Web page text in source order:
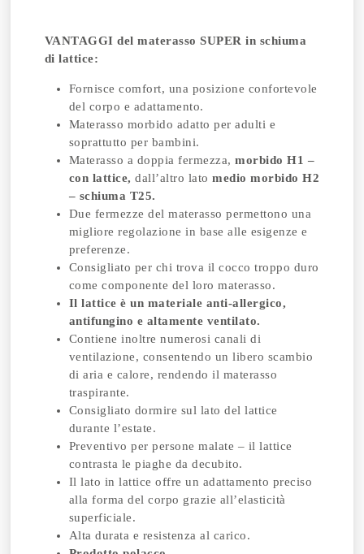
VANTAGGI del materasso SUPER in schiuma
di lattice:
Fornisce comfort, una posizione confortevole
del corpo e adattamento.
Materasso morbido adatto per adulti e
soprattutto per bambini.
Materasso a doppia fermezza,morbido H1 –
con lattice,dall’altro lato medio morbido H2
– schiuma T25.
Due fermezze del materasso permettono una
migliore regolazione in base alle esigenze e
preferenze.
Consigliato per chi trova il cocco troppo duro
come componente del loro materasso.
Il lattice è un materiale anti-allergico,
antifungino e altamente ventilato.
Contiene inoltre numerosi canali di
ventilazione, consentendo un libero scambio
di aria e calore, rendendo il materasso
traspirante.
Consigliato dormire sul lato del lattice
durante l’estate.
Preventivo per persone malate – il lattice
contrasta le piaghe da decubito.
Il lato in lattice offre un adattamento preciso
alla forma del corpo grazie all’elasticità
superficiale.
Alta durata e resistenza al carico.